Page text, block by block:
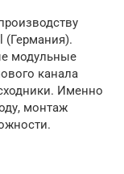
(Германия).
модульные
канала
Именно
монтаж